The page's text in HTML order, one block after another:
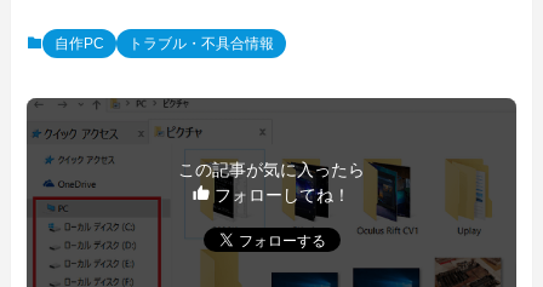
自作PC トラブル・不具合情報
この記事が気に入ったら
フォローしてね！